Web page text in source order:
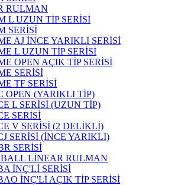
RULMAN
L UZUN TİP SERİSİ
SERİSİ
AJ İNCE YARIKLI SERİSİ
L UZUN TİP SERİSİ
OPEN AÇIK TİP SERİSİ
SERİSİ
TF SERİSİ
OPEN (YARIKLI TİP)
L SERİSİ (UZUN TİP)
SERİSİ
V SERİSİ (2 DELİKLİ)
SERİSİ (İNCE YARIKLI)
SERİSİ
BALL LİNEAR RULMAN
İNÇ'Lİ SERİSİ
İNÇ'Lİ AÇIK TİP SERİSİ